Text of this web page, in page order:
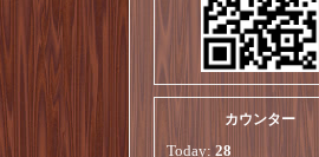
カウンター
Today: 28